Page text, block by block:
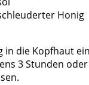
Honig
in die Kopfhaut
3 Stunden